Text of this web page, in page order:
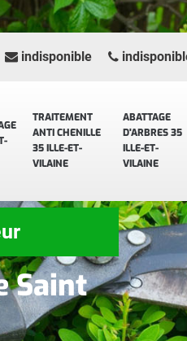
TRAITEMENT
ANTI CHENILLE
35 ILLE-ET-
VILAINE
ABATTAGE
D'ARBRES 35
ILLE-ET-
VILAINE
indisponible
Saint